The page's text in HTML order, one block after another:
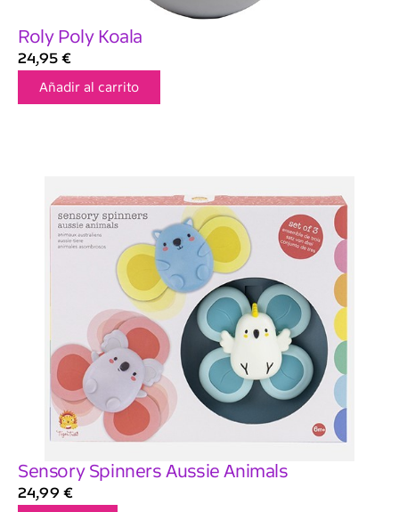
Roly Poly Koala
24,95 €
Añadir al carrito
Sensory Spinners Aussie Animals
24,99 €